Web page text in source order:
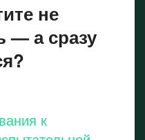
не
— а сразу
к